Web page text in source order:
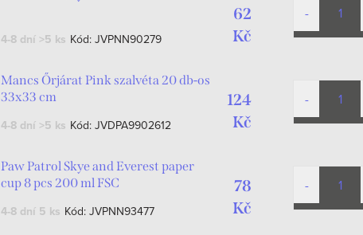
4-8 dní >5 ks Kód: JVPNN90279
62
Kč
Mancs Őrjárat Pink szalvéta 20 db-os
33x33 cm
4-8 dní >5 ks Kód: JVDPA9902612
124
Kč
Paw Patrol Skye and Everest paper
cup 8 pcs 200 ml FSC
4-8 dní 5 ks Kód: JVPNN93477
78
Kč